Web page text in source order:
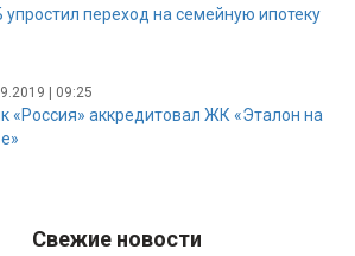
упростил переход на семейную ипотеку
| 09:25
«Россия» аккредитовал ЖК «Эталон на
Свежие новости